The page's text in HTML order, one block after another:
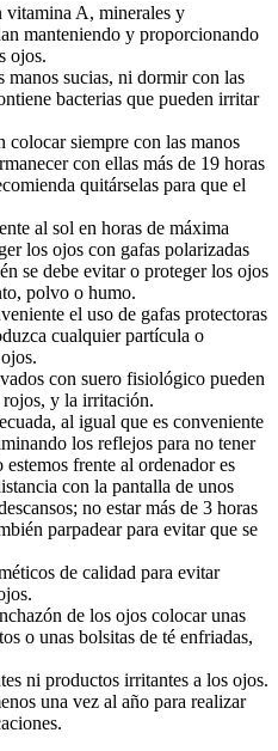
vitamina A, minerales y
manteniendo y proporcionando
ojos.
manos sucias, ni dormir con las
bacterias que pueden irritar
colocar siempre con las manos
con ellas más de 19 horas
quitárselas para que el
al sol en horas de máxima
los ojos con gafas polarizadas
se debe evitar o proteger los ojos
polvo o humo.
el uso de gafas protectoras
cualquier partícula o
con suero fisiológico pueden
y la irritación.
al igual que es conveniente
los reflejos para no tener
frente al ordenador es
con la pantalla de unos
no estar más de 3 horas
parpadear para evitar que se
de calidad para evitar
de los ojos colocar unas
o unas bolsitas de té enfriadas,
ni productos irritantes a los ojos.
una vez al año para realizar